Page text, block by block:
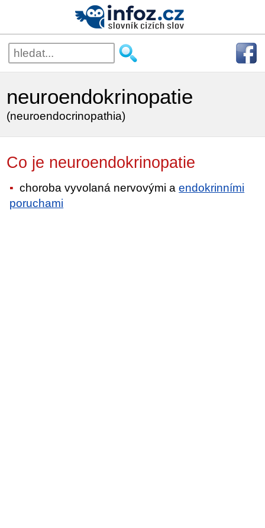
neuroendokrinopatie
(neuroendocrinopathia)
Co je neuroendokrinopatie
choroba vyvolaná nervovými aendokrinními
poruchami